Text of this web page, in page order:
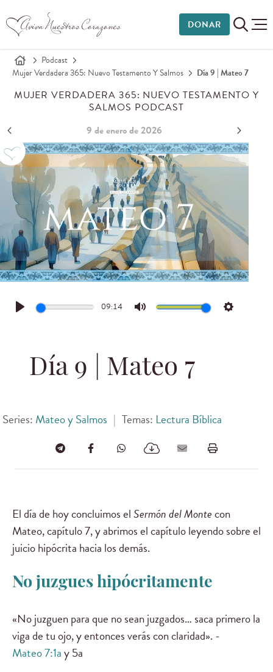
DONAR
Podcast
Mujer Verdadera 365: Nuevo Testamento Y Salmos
Día 9 | Mateo 7
MUJER VERDADERA 365: NUEVO TESTAMENTO Y
SALMOS PODCAST
9 de enero de 2026
Play
09:14
Mute Settings
Día 9 | Mateo 7
Series: Mateo y Salmos | Temas: Lectura Bíblica
El día de hoy concluimos elSermón del Montecon
Mateo, capítulo 7, y abrimos el capítulo leyendo sobre el
juicio hipócrita hacia los demás.
No juzgues hipócritamente
«No juzguen para que no sean juzgados… saca primero la
viga de tu ojo, y entonces verás con claridad». -
Mateo 7:1ay 5a